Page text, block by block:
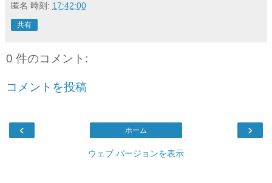
匿名 時刻: 17:42:00
共有
0 件のコメント:
コメントを投稿
‹ ›
ホーム
ウェブ バージョンを表示